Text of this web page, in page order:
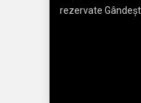
rezervate